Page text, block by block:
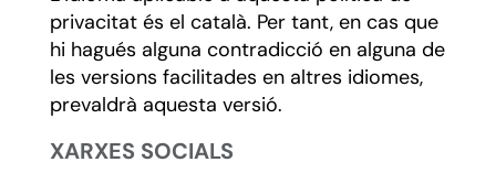
privacitat és el català. Per tant, en cas que
hi hagués alguna contradicció en alguna de
les versions facilitades en altres idiomes,
prevaldrà aquesta versió.
XARXES SOCIALS